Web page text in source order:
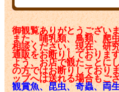
御観覧ありがとうござい
また、哺乳類、鳥類、爬
相談ください。現在、研
通販をお断りしておりま
よう、お店で観たことに
の方ではお断りしており
ップへは送れる場合もご
観賞魚、昆虫、奇蟲、両